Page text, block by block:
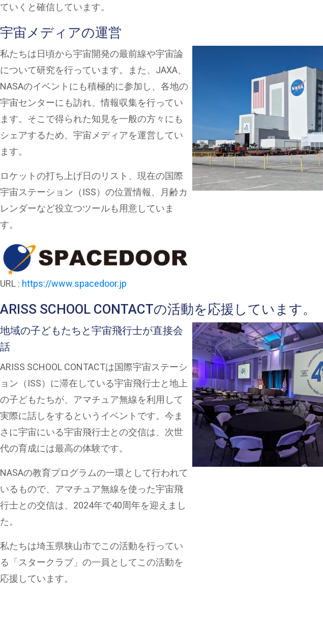
ていくと確信しています。
宇宙メディアの運営
私たちは日頃から宇宙開発の最前線や宇宙論
について研究を行っています。また、JAXA、
NASAのイベントにも積極的に参加し、各地の
宇宙センターにも訪れ、情報収集を行ってい
ます。そこで得られた知見を一般の方々にも
シェアするため、宇宙メディアを運営してい
ます。
ロケットの打ち上げ日のリスト、現在の国際
宇宙ステーション（ISS）の位置情報、月齢カ
レンダーなど役立つツールも用意していま
す。
URL : https://www.spacedoor.jp
ARISS SCHOOL CONTACTの活動を応援しています。
地域の子どもたちと宇宙飛行士が直接会
話
ARISS SCHOOL CONTACTは国際宇宙ステーシ
ョン（ISS）に滞在している宇宙飛行士と地上
の子どもたちが、アマチュア無線を利用して
実際に話しをするというイベントです。今ま
さに宇宙にいる宇宙飛行士との交信は、次世
代の育成には最高の体験です。
NASAの教育プログラムの一環として行われて
いるもので、アマチュア無線を使った宇宙飛
行士との交信は、2024年で40周年を迎えまし
た。
私たちは埼玉県狭山市でこの活動を行ってい
る「スタークラブ」の一員としてこの活動を
応援しています。